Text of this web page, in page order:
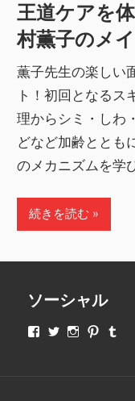
王道ケアを
村薫子のメ
薫子先生の楽しい
ト！初回となるス
理からシミ・しわ
どなど加齢ととも
のメカニズムを学
続きを読む
ソーシャル
makeupjapan01
makeupjapan01